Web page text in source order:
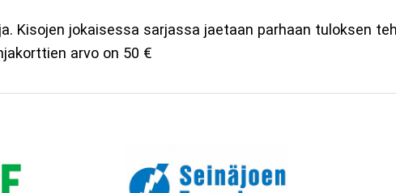
Kisojen jokaisessa sarjassa jaetaan parhaan tuloksen
arvo on 50 €